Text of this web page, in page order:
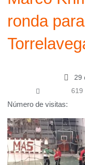
ronda
29
Número de visitas:
619